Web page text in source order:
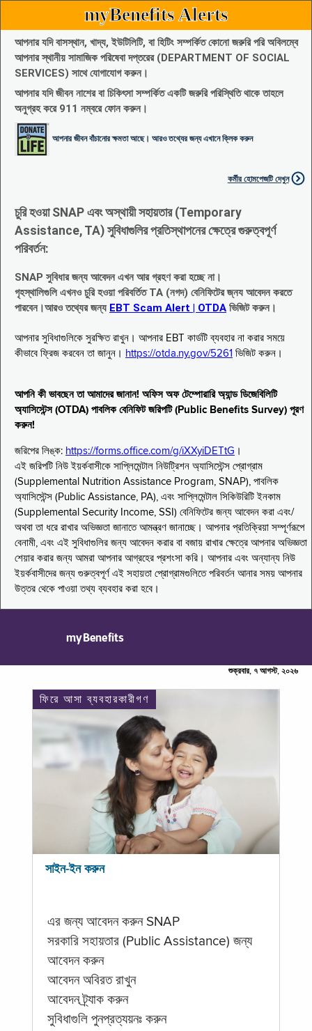
myBenefits Alerts
আপনার যদি বাসস্থান, খাদ্য, ইউটিলিটি, বা হিটিং সম্পর্কিত কোনো জরুরি পরি অবিলম্বে
আপনার স্থানীয় সামাজিক পরিষেবা দপ্তরের (DEPARTMENT OF SOCIAL
SERVICES) সাথে যোগাযোগ করুন।
আপনার যদি জীবন নাশের বা চিকিৎসা সম্পর্কিত একটি জরুরি পরিস্থিতি থাকে তাহলে
অনুগ্রহ করে 911 নম্বরে ফোন করুন।
আপনার জীবন বাঁচানোর ক্ষমতা আছে। আরও তথ্যের জন্য এখানে ক্লিক করুন
কর্মীর হোমপেজটি দেখুন
চুরি হওয়া SNAP এবং অস্থায়ী সহায়তার (Temporary
Assistance, TA) সুবিধাগুলির প্রতিস্থাপনের ক্ষেত্রে গুরুত্বপূর্ণ
পরিবর্তন:
SNAP সুবিধার জন্য আবেদন এখন আর গ্রহণ করা হচ্ছে না।
গৃহস্থালিগুলি এখনও চুরি হওয়া পরিবর্তিত TA (নগদ) বেনিফিটের জ্নয আবেদন করতে
পারবেন।আরও তথ্যের জন্য EBT Scam Alert | OTDA ভিজিট করুন।
আপনার সুবিধাগুলিকে সুরক্ষিত রাখুন। আপনার EBT কার্ডটি ব্যবহার না করার সময়ে
কীভাবে ফ্রিজ করবেন তা জানুন। https://otda.ny.gov/5261 ভিজিট করুন।
আপনি কী ভাবছেন তা আমাদের জানান! অফিস অফ টেম্পোরারি অ্যান্ড ডিজেবিলিটি
অ্যাসিস্টেন্স (OTDA) পাবলিক বেনিফিট জরিপটি (Public Benefits Survey) পূরণ
করুন!
জরিপের লিঙ্ক: https://forms.office.com/g/iXXyiDETtG ।
এই জরিপটি নিউ ইয়র্কবাসীকে সাপ্লিমেন্টাল নিউট্রিশন অ্যাসিস্টেন্স প্রোগ্রাম
(Supplemental Nutrition Assistance Program, SNAP), পাবলিক
অ্যাসিস্টেন্স (Public Assistance, PA), এবং সাপ্লিমেন্টাল সিকিউরিটি ইনকাম
(Supplemental Security Income, SSI) বেনিফিটের জন্য আবেদন করা এবং/
অথবা তা ধরে রাখার অভিজ্ঞতা জানাতে আমন্ত্রণ জানাচ্ছে। আপনার প্রতিক্রিয়া সম্পূর্ণরূপে
বেনামী, এবং এই সুবিধাগুলির জন্য আবেদন করার বা বজায় রাখার ক্ষেত্রে আপনার অভিজ্ঞতা
শেয়ার করার জন্য আমরা আপনার আগ্রহের প্রশংসা করি। আপনার এবং অন্যান্য নিউ
ইয়র্কবাসীদের জন্য গুরুত্বপূর্ণ এই সহায়তা প্রোগ্রামগুলিতে পরিবর্তন আনার সময় আপনার
উত্তর থেকে পাওয়া তথ্য ব্যবহার করা হবে।
myBenefits
শুক্রবার, ৭ আগস্ট, ২০২৬
ফিরে আসা ব্যবহারকারীগণ
সাইন-ইন করুন
এর জন্য আবেদন করুন SNAP
সরকারি সহায়তার (Public Assistance) জন্য
আবেদন করুন
আবেদন অবিরত রাখুন
আবেদন ট্র্যাক করুন
সুবিধাগুলি পুনপ্রত্যয়নঃ করুন